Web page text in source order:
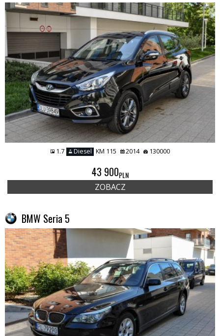
1.7 Diesel KM 115 2014 130000
43 900PLN
ZOBACZ
BMW Seria 5